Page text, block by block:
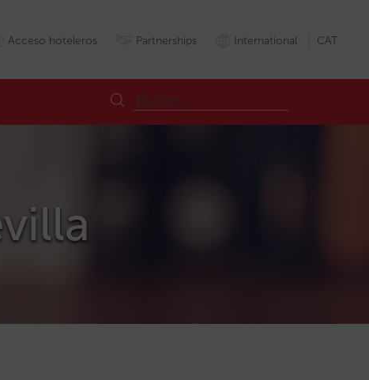
Acceso hoteleros Partnerships International CAT